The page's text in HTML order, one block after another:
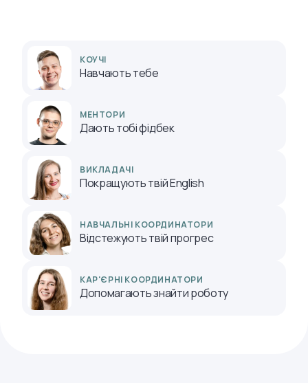
КОУЧІ
Навчають тебе
МЕНТОРИ
Дають тобі фідбек
ВИКЛАДАЧІ
Покращують твій English
НАВЧАЛЬНІ КООРДИНАТОРИ
Відстежують твій прогрес
КАР'ЄРНІ КООРДИНАТОРИ
Допомагають знайти роботу